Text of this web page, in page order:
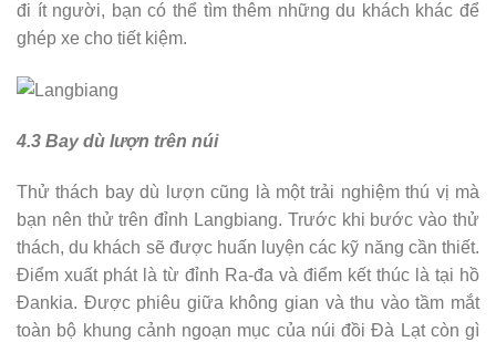
đi ít người, bạn có thể tìm thêm những du khách khác để
ghép xe cho tiết kiệm.
4.3 Bay dù lượn trên núi
Thử thách bay dù lượn cũng là một trải nghiệm thú vị mà
bạn nên thử trên đỉnh Langbiang. Trước khi bước vào thử
thách, du khách sẽ được huấn luyện các kỹ năng cần thiết.
Điểm xuất phát là từ đỉnh Ra-đa và điểm kết thúc là tại hồ
Đankia. Được phiêu giữa không gian và thu vào tầm mắt
toàn bộ khung cảnh ngoạn mục của núi đồi Đà Lạt còn gì